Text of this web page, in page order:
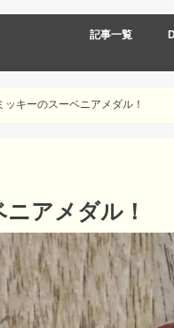
記事一覧
ッキーのスーベニアメダル！
アメダル！